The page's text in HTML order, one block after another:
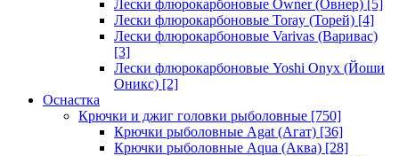
Лески флюрокарбоновые Owner (Овнер) [5]
Лески флюрокарбоновые Toray (Торей) [4]
Лески флюрокарбоновые Varivas (Варивас)
[3]
Лески флюрокарбоновые Yoshi Onyx (Йоши
Оникс) [2]
Оснастка
Крючки и джиг головки рыболовные [750]
Крючки рыболовные Agat (Агат) [36]
Крючки рыболовные Aqua (Аква) [28]